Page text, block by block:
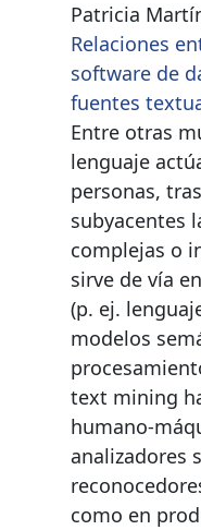
Patricia
Relaciones
software de
fuentes
Entre otras
lenguaje
personas,
subyacentes
complejas o
sirve de vía
(p. ej.
modelos
text mining
humano-
analizadores
como en